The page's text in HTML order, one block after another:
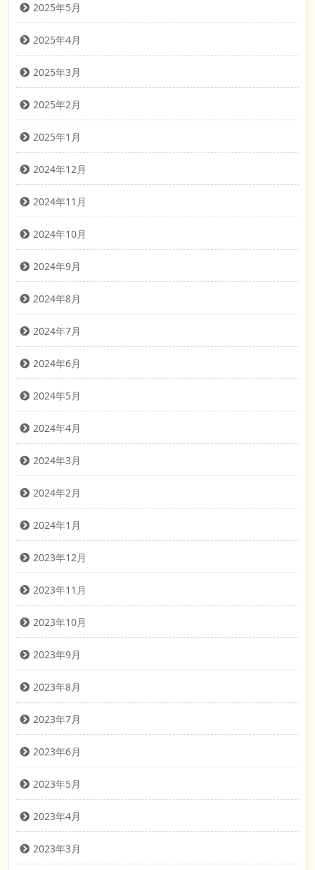
2025年5月
2025年4月
2025年3月
2025年2月
2025年1月
2024年12月
2024年11月
2024年10月
2024年9月
2024年8月
2024年7月
2024年6月
2024年5月
2024年4月
2024年3月
2024年2月
2024年1月
2023年12月
2023年11月
2023年10月
2023年9月
2023年8月
2023年7月
2023年6月
2023年5月
2023年4月
2023年3月